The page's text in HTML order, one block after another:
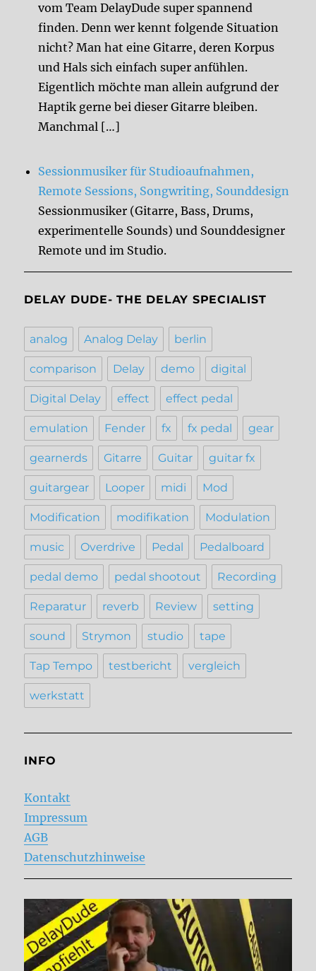
vom Team DelayDude super spannend
finden. Denn wer kennt folgende Situation
nicht? Man hat eine Gitarre, deren Korpus
und Hals sich einfach super anfühlen.
Eigentlich möchte man allein aufgrund der
Haptik gerne bei dieser Gitarre bleiben.
Manchmal […]
Sessionmusiker für Studioaufnahmen,
Remote Sessions, Songwriting, Sounddesign
Sessionmusiker (Gitarre, Bass, Drums,
experimentelle Sounds) und Sounddesigner
Remote und im Studio.
DELAY DUDE- THE DELAY SPECIALIST
analog Analog Delay berlin
comparison Delay demo digital
Digital Delay effect effect pedal
emulation Fender fx fx pedal gear
gearnerds Gitarre Guitar guitar fx
guitargear Looper midi Mod
Modification modifikation Modulation
music Overdrive Pedal Pedalboard
pedal demo pedal shootout Recording
Reparatur reverb Review setting
sound Strymon studio tape
Tap Tempo testbericht vergleich
werkstatt
INFO
Kontakt
Impressum
AGB
Datenschutzhinweise